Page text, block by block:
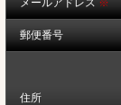
メールアドレス ※
郵便番号
住所